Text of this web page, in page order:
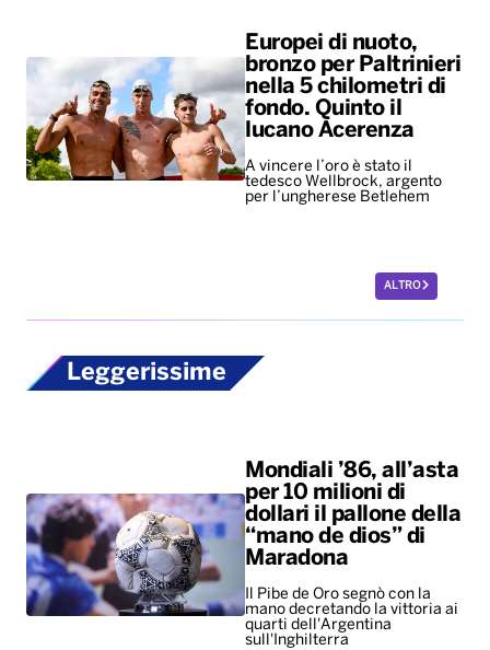
Europei di nuoto,
bronzo per Paltrinieri
nella 5 chilometri di
fondo. Quinto il
lucano Acerenza
A vincere l’oro è stato il
tedesco Wellbrock, argento
per l’ungherese Betlehem
ALTRO
Leggerissime
Mondiali ’86, all’asta
per 10 milioni di
dollari il pallone della
“mano de dios” di
Maradona
Il Pibe de Oro segnò con la
mano decretando la vittoria ai
quarti dell'Argentina
sull'Inghilterra